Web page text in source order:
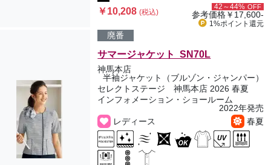
￥10,208(税込)
42～44% OFF
参考価格￥17,600-
1%ポイント 還元
廃番
サマージャケット SN70L
神馬本店
半袖ジャケット（ブルゾン・ジャンパー）
セレクトステージ 神馬本店 2026 春夏
インフォメーション・ショールーム
2022年発売
レディース
春夏